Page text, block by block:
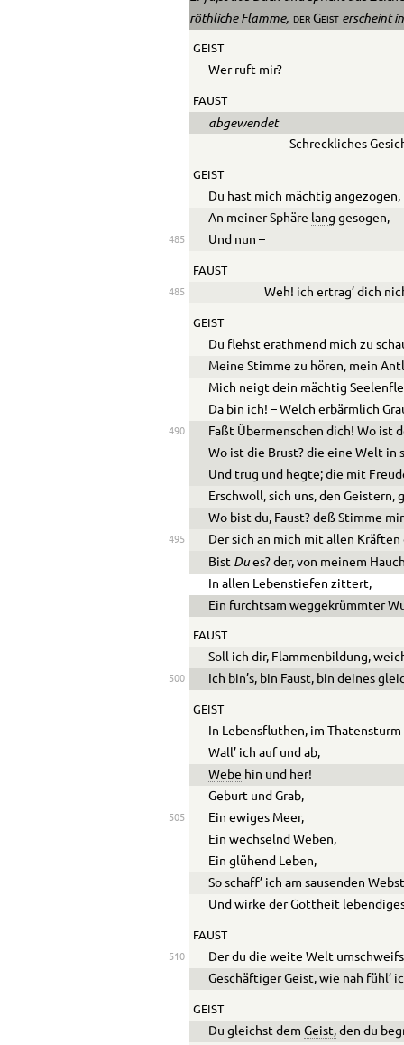
röthliche Flamme, der Geisterscheint
GEIST
Wer ruft mir?
FAUST
abgewendet
Schreckliches
GEIST
Du hast mich mächtig angezogen,
An meiner Sphäre lang gesogen,
485 Und nun –
FAUST
485 Weh! ich ertrag’ dich
GEIST
Du flehst erathmend mich zu
Meine Stimme zu hören, mein
Mich neigt dein mächtig
Da bin ich! – Welch erbärmlich
490
Faßt Übermenschen dich! Wo ist
Wo ist die Brust? die eine Welt in
Und trug und hegte; die mit
Erschwoll, sich uns, den Geistern,
Wo bist du, Faust? deß Stimme
495
Der sich an mich mit allen Kräften
Bist Dues? der, von meinem
In allen Lebenstiefen zittert,
Ein furchtsam weggekrümmter
FAUST
Soll ich dir, Flammenbildung,
500 Ich bin’s, bin Faust, bin deines
GEIST
In Lebensfluthen, im Thatensturm
Wall’ ich auf und ab,
Webe hin und her!
Geburt und Grab,
505
Ein ewiges Meer,
Ein wechselnd Weben,
Ein glühend Leben,
So schaff’ ich am sausenden
Und wirke der Gottheit
FAUST
510
Der du die weite Welt
Geschäftiger Geist, wie nah fühl’
GEIST
Du gleichst demGeist, den du